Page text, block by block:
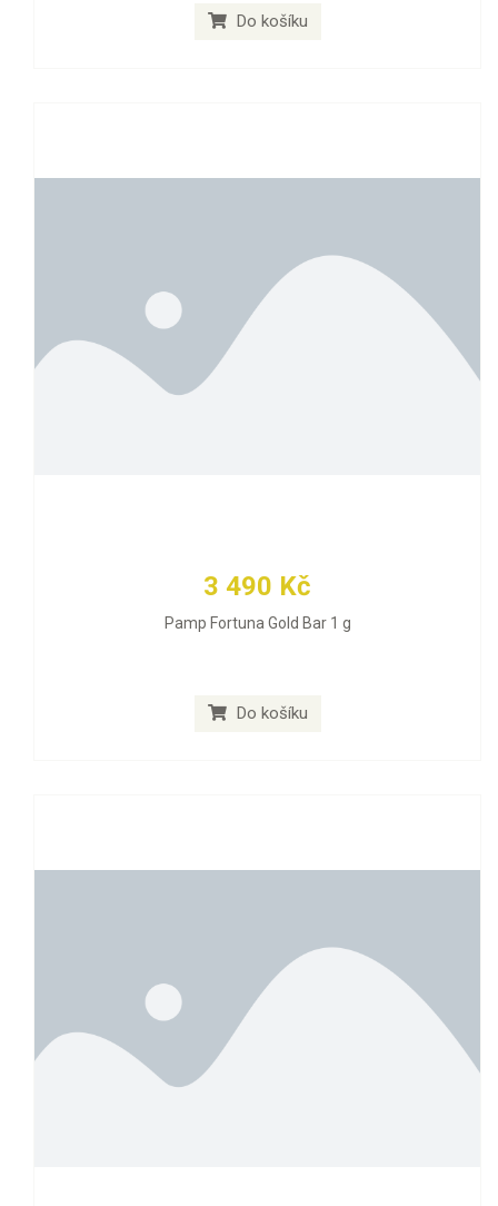
Do košíku
3 490 Kč
Pamp Fortuna Gold Bar 1 g
Do košíku